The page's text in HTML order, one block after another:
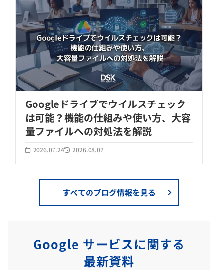
Googleドライブでウイルスチェック
は可能？機能の仕組みや使い方、大容
量ファイルへの対処法を解説
2026.07.24 2026.08.07
すべてのブログ情報を見る
Google サービスに関する
最新資料